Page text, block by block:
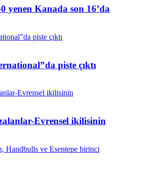
yenen Kanada son 16’da
piste çıktı
Evrensel ikilisinin